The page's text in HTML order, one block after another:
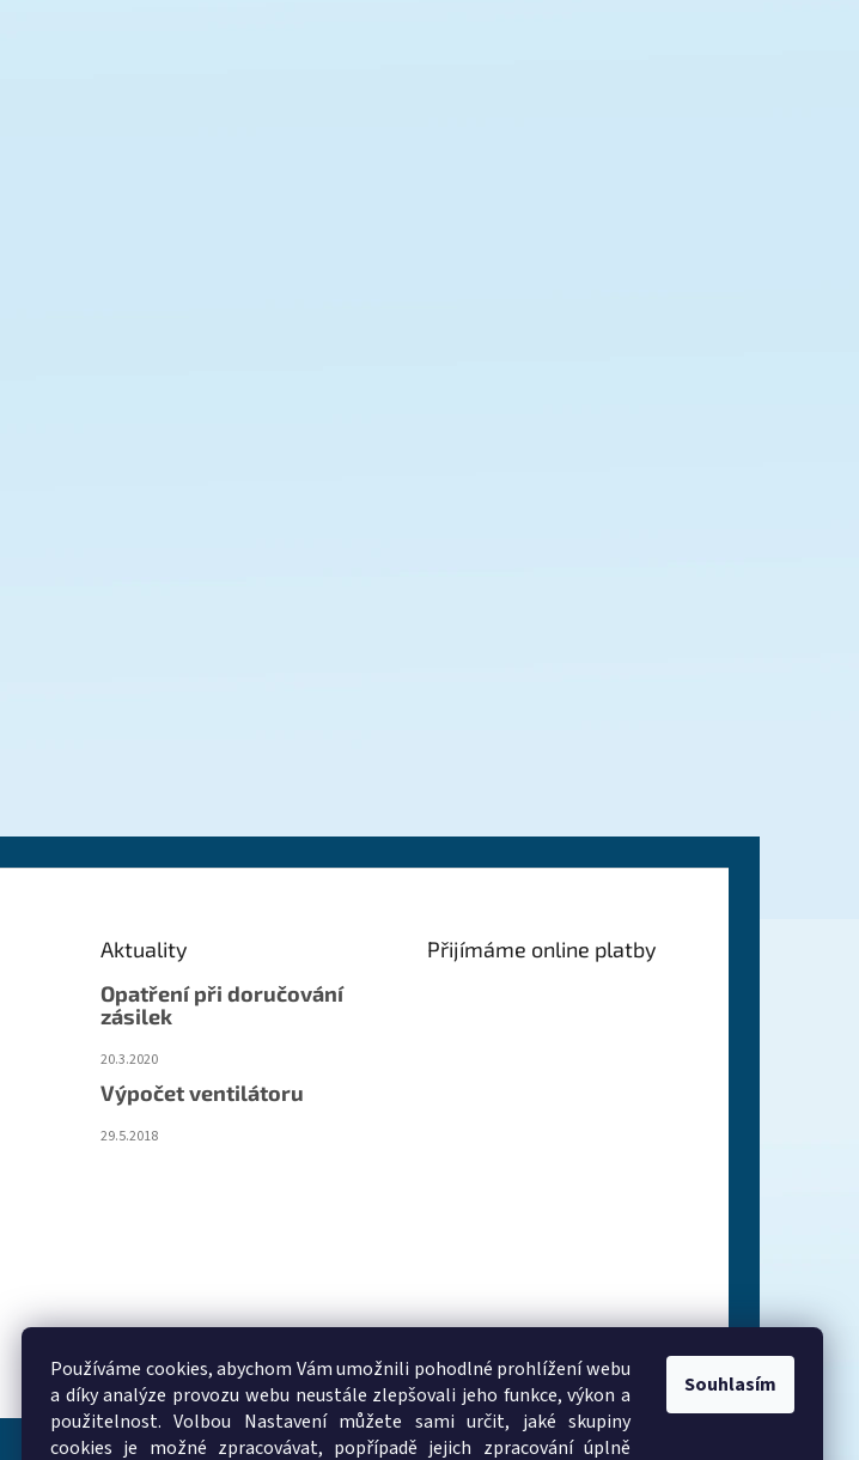
Používáme cookies, abychom Vám umožnili pohodlné prohlížení webu
a díky analýze provozu webu neustále zlepšovali jeho funkce, výkon a
použitelnost. Volbou Nastavení můžete sami určit, jaké skupiny
cookies je možné zpracovávat, popřípadě jejich zpracování úplně
Souhlasím
Aktuality
Opatření při doručování
zásilek
20.3.2020
Výpočet ventilátoru
29.5.2018
Přijímáme online platby